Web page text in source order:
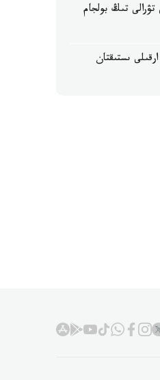
تۋرالى تىڭ بولجام
ىستىقتان